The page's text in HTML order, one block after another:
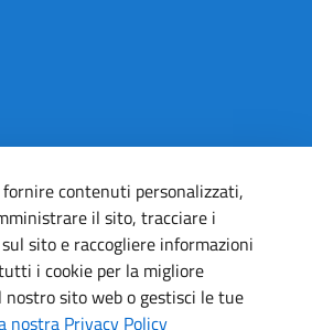
YoutubeLinkedin
contenuti personalizzati,
il sito, tracciare i
sito e raccogliere informazioni
i cookie per la migliore
nostro sito web o gestisci le tue
nostra Privacy Policy